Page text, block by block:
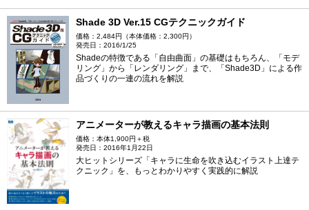
Shade 3D Ver.15 CGテクニックガイド
価格：2,484円（本体価格：2,300円）
発売日：2016/1/25
Shadeの特徴である「自由曲面」の基礎はもちろん、「モデ
リング」から「レンダリング」まで、「Shade3D」による作
品づくりの一連の流れを解説
アニメーターが教えるキャラ描画の基本法則
価格：本体1,900円＋税
発売日：2016年1月22日
大ヒットシリーズ「キャラに生命を吹き込むイラスト上達テ
クニック」を、もっとわかりやすく実践的に解説